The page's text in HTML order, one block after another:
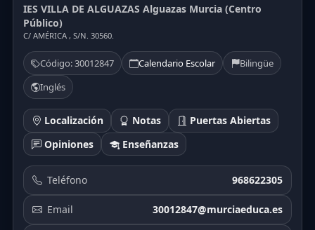
IES VILLA DE ALGUAZAS Alguazas Murcia (Centro
Público)
C/ AMÉRICA , S/N. 30560.
Código: 30012847 Calendario Escolar
Bilingüe
Inglés
Localización Notas
Puertas Abiertas
Opiniones
Enseñanzas
Teléfono 968622305
Email 30012847@murciaeduca.es